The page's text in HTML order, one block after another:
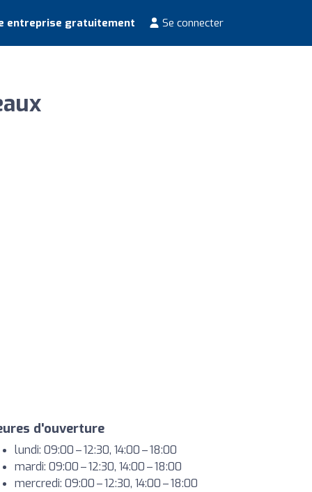
entreprise gratuitement Se connecter
d'ouverture
lundi: 09:00 – 12:30, 14:00 – 18:00
mardi: 09:00 – 12:30, 14:00 – 18:00
mercredi: 09:00 – 12:30, 14:00 – 18:00